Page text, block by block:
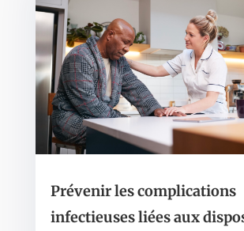
Prévenir les complications
infectieuses liées aux